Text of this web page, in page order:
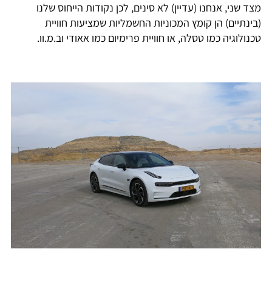
מצד שני, אנחנו (עדיין) לא סינים, לכן נקודות הייחוס שלנו
(בינתיים) הן קומץ המכוניות החשמליות שמציעות חוויית
טכנולוגיה כמו טסלה, או חוויית פרימיום כמו אאודי וב.מ.וו.